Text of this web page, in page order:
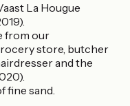
La Hougue
from our
store, butcher
and the
fine sand.